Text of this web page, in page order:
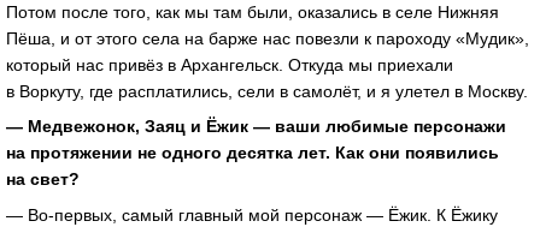
Потом после того, как мы там были, оказались в селе Нижняя
Пёша, и от этого села на барже нас повезли к пароходу «Мудик»,
который нас привёз в Архангельск. Откуда мы приехали
в Воркуту, где расплатились, сели в самолёт, и я улетел в Москву.
— Медвежонок, Заяц и Ёжик — ваши любимые персонажи
на протяжении не одного десятка лет. Как они появились
на свет?
— Во-первых, самый главный мой персонаж — Ёжик. К Ёжику